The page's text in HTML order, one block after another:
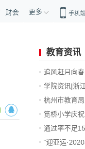
财会 更多 手机
教育资讯
追风赶月向
暨...
学院资讯|浙
免...
杭州市教育
招...
笕桥小学庆
通过率不足
考...
“迎亚运